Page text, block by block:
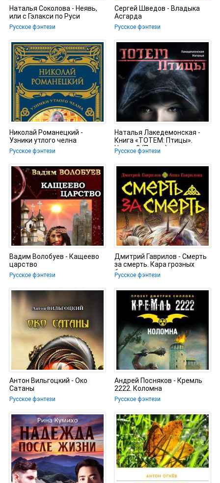
Наталья Соколова - Неявь,
или с Гэлакси по Руси
Русское фэнтези
Сергей Шведов - Владыка
Асгарда
Русское фэнтези
Николай Романецкий -
Узники утлого челна
Русское фэнтези
Наталья Лакедемонская -
Книга «ТОТЕМ: Птицы».
Часть 3 (Промо)
Русское фэнтези
Вадим Волобуев - Кащеево
царство
Русское фэнтези
Дмитрий Гаврилов - Смерть
за смерть. Кара грозных
богов
Русское фэнтези
Антон Вильгоцкий - Око
Сатаны
Русское фэнтези
Андрей Посняков - Кремль
2222. Коломна
Русское фэнтези